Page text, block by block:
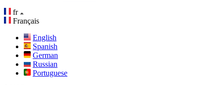
fr
Français
English
Spanish
German
Russian
Portuguese